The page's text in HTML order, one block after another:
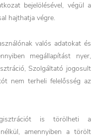
bejelölésével, végül a
hajthatja végre.
valós adatokat és
megállapítást nyer,
Szolgáltató jogosult
nem terheli felelősség az
is törölheti a
amennyiben a törölt